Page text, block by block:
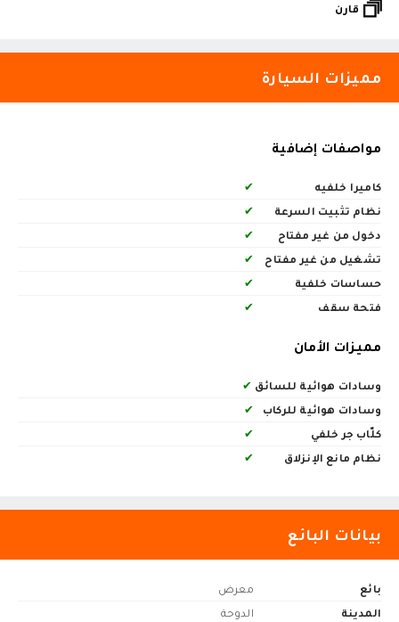
قارن
مميزات السيارة
مواصفات إضافية
كاميرا خلفيه
✔
نظام تثبيت السرعة
✔
دخول من غير مفتاح
✔
تشغيل من غير مفتاح
✔
حساسات خلفية
✔
فتحة سقف
✔
مميزات الأمان
وسادات هوائية للسائق ✔
وسادات هوائية للركاب
✔
كلّاب جر خلفي
✔
نظام مانع الإنزلاق
✔
بيانات البائع
بائع
معرض
المدينة
الدوحة